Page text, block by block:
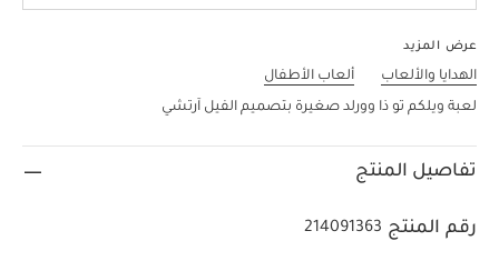
عرض المزيد
الهدايا والألعاب
ألعاب الأطفال
لعبة ويلكم تو ذا وورلد صغيرة بتصميم الفيل آرتشي
تفاصيل المنتج
رقم المنتج 214091363